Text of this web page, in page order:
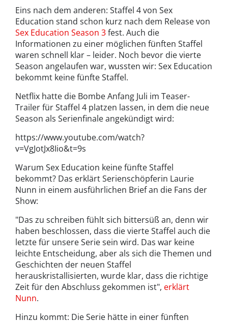
Eins nach dem anderen: Staffel 4 von Sex
Education stand schon kurz nach dem Release von
Sex Education Season 3fest. Auch die
Informationen zu einer möglichen fünften Staffel
waren schnell klar – leider. Noch bevor die vierte
Season angelaufen war, wussten wir: Sex Education
bekommt keine fünfte Staffel.
Netflix hatte die Bombe Anfang Juli im Teaser-
Trailer für Staffel 4 platzen lassen, in dem die neue
Season als Serienfinale angekündigt wird:
https://www.youtube.com/watch?
v=VgJotJx8Iio&t=9s
Warum Sex Education keine fünfte Staffel
bekommt? Das erklärt Serienschöpferin Laurie
Nunn in einem ausführlichen Brief an die Fans der
Show:
"Das zu schreiben fühlt sich bittersüß an, denn wir
haben beschlossen, dass die vierte Staffel auch die
letzte für unsere Serie sein wird. Das war keine
leichte Entscheidung, aber als sich die Themen und
Geschichten der neuen Staffel
herauskristallisierten, wurde klar, dass die richtige
Zeit für den Abschluss gekommen ist", erklärt
Nunn.
Hinzu kommt: Die Serie hätte in einer fünften